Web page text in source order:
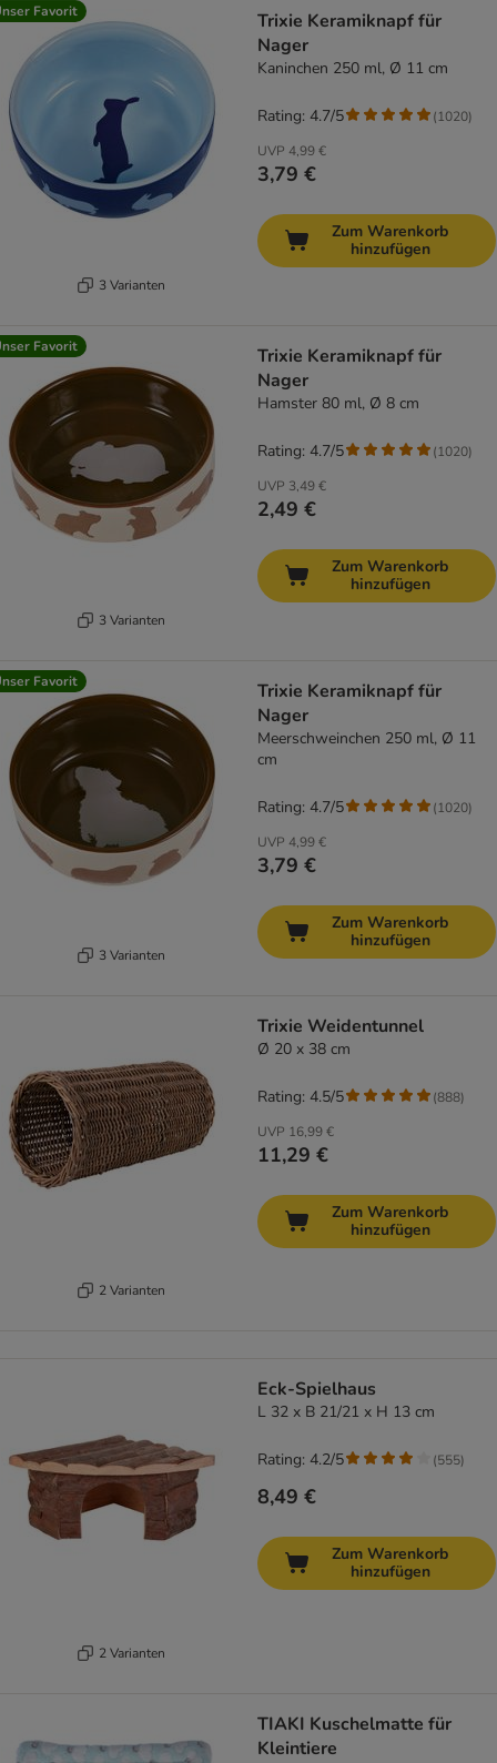
Favorit
3 Varianten
Trixie Keramiknapf für
Nager
Kaninchen 250 ml, Ø 11 cm
UVP 4,99 €
3,79 €
Rating: 4.7/5 (1020)
Zum Warenkorb
hinzufügen
Favorit
3 Varianten
Trixie Keramiknapf für
Nager
Hamster 80 ml, Ø 8 cm
UVP 3,49 €
2,49 €
Rating: 4.7/5 (1020)
Zum Warenkorb
hinzufügen
Favorit
3 Varianten
Trixie Keramiknapf für
Nager
Meerschweinchen 250 ml, Ø 11
cm
UVP 4,99 €
3,79 €
Rating: 4.7/5 (1020)
Zum Warenkorb
hinzufügen
2 Varianten
Trixie Weidentunnel
Ø 20 x 38 cm
UVP 16,99 €
11,29 €
Rating: 4.5/5 (888)
Zum Warenkorb
hinzufügen
2 Varianten
Eck-Spielhaus
L 32 x B 21/21 x H 13 cm
8,49 €
Rating: 4.2/5 (555)
Zum Warenkorb
hinzufügen
TIAKI Kuschelmatte für
Kleintiere